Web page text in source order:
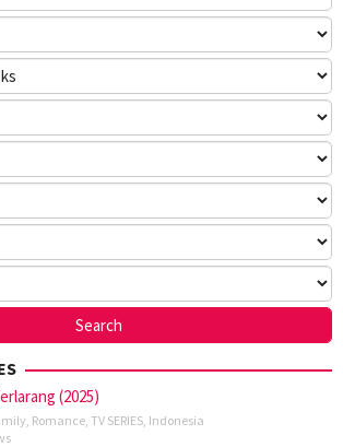
(2025)
Romance TV SERIES Indonesia